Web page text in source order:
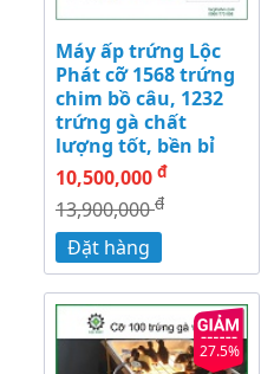
Máy ấp trứng Lộc
Phát cỡ 1568 trứng
chim bồ câu, 1232
trứng gà chất
lượng tốt, bền bỉ
10,500,000 đ
13,900,000đ
Đặt hàng
27.5%